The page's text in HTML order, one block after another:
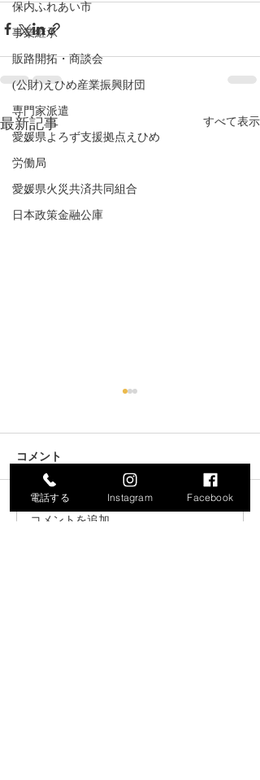
保内ふれあい市
事業継承
販路開拓・商談会
(公財)えひめ産業振興財団
専門家派遣
愛媛県よろず支援拠点えひめ
労働局
愛媛県火災共済共同組合
日本政策金融公庫
最新記事 すべて表示
令和8年度就労支援機器説
コメント
コメントを追加…
電話する Instagram Facebook